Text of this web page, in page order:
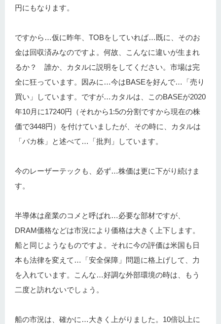
円にもなります。
ですから…仮に昨年、TOBをしていれば…既に、そのお
金は回収済みなのですよ。何故、こんなに違いが生まれ
るか？ 誰か、カタルに説明をしてください。市場は完
全に狂っています。因みに…今はBASEを好んで…「売り
買い」しています。ですが…カタルは、このBASEが2020
年10月に17240円（それから1:5の分割ですから現在の株
価で3448円）を付けていましたが、その時に、カタルは
「バカ株」と述べて…「批判」しています。
今のレーザーテックも、必ず…株価は更に下がり続けま
す。
半導体は産業のコメと呼ばれ…必要な部材ですが、
DRAM価格などは市況により価格は大きく上下します。
船と同じようなものですよ。それに今の評価は米国も日
本も法律を変えて…「安全保障」問題に格上げして、力
を入れています。こんな…好調な外部環境の時は、もう
二度と訪れないでしょう。
船の市況は、確かに…大きく上がりました。10倍以上に